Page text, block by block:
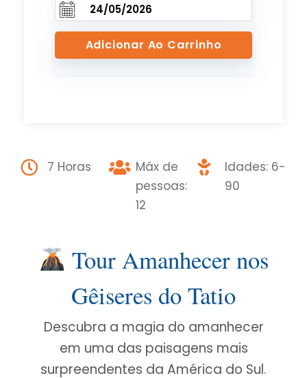
Adicionar Ao Carrinho
7 Horas
Máx de
pessoas:
12
Idades: 6-
90
Tour Amanhecer nos
Gêiseres do Tatio
Descubra a magia do amanhecer
em uma das paisagens mais
surpreendentes da América do Sul.